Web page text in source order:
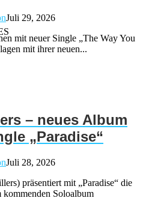
Juli 29, 2026
mit neuer Single „The Way You
mit ihrer neuen...
– neues Album
„Paradise“
Juli 28, 2026
präsentiert mit „Paradise“ die
kommenden Soloalbum